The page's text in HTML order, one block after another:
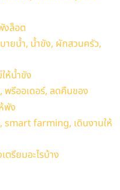
งล็อต
ห้น้ำขัง
พัง
รียมอะไรบ้าง